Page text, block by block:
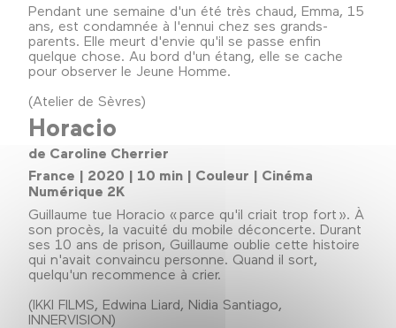
Pendant une semaine d'un été très chaud, Emma, 15
ans, est condamnée à l'ennui chez ses grands-
parents. Elle meurt d'envie qu'il se passe enfin
quelque chose. Au bord d'un étang, elle se cache
pour observer le Jeune Homme.
(Atelier de Sèvres)
Horacio
de Caroline Cherrier
France | 2020 | 10 min | Couleur | Cinéma
Numérique 2K
Guillaume tue Horacio « parce qu'il criait trop fort ». À
son procès, la vacuité du mobile déconcerte. Durant
ses 10 ans de prison, Guillaume oublie cette histoire
qui n'avait convaincu personne. Quand il sort,
quelqu'un recommence à crier.
(IKKI FILMS, Edwina Liard, Nidia Santiago,
INNERVISION)